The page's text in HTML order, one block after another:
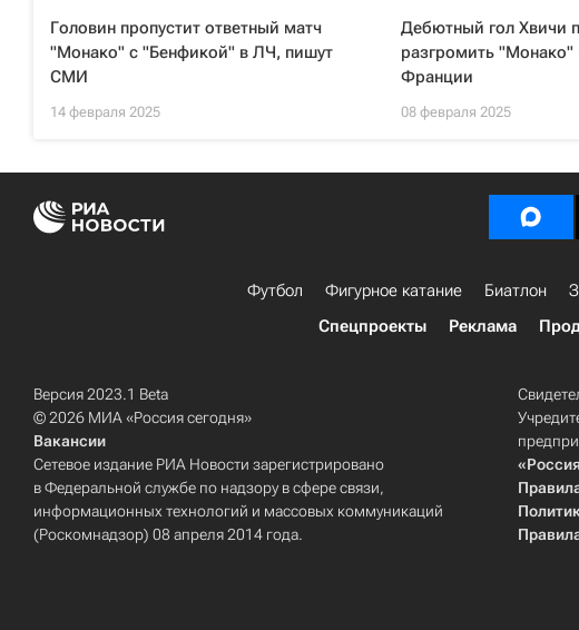
Головин пропустит ответный матч
"Монако" с "Бенфикой" в ЛЧ, пишут
СМИ
14 февраля 2025
Дебютный гол Хвичи
разгромить "Монако"
Франции
08 февраля 2025
Футбол Фигурное катание Биатлон
Спецпроекты
Реклама
Версия 2023.1 Beta
© 2026 МИА «Россия сегодня»
Вакансии
Сетевое издание РИА Новости зарегистрировано
в Федеральной службе по надзору в сфере связи,
информационных технологий и массовых коммуникаций
(Роскомнадзор) 08 апреля 2014 года.